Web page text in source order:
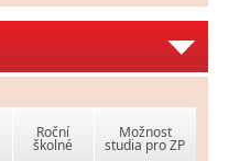
Roční
školné
Možnost
studia pro ZP